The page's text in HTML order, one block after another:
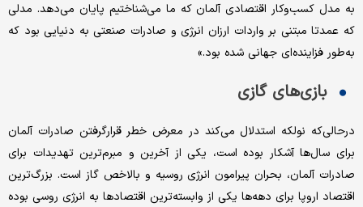
به مدل کسب‌وکار اقتصادی آلمان که ما می‌شناختیم پایان می‌دهد. مدلی
که عمدتا مبتنی ‌بر واردات ارزان انرژی و صادرات صنعتی به دنیایی بود که
به‌طور‌ فزاینده‌ای جهانی ‌شده بود.»
بازی‌های گازی
در‌حالی‌که نولکه استدلال می‌کند در معرض خطر قرارگرفتن صادرات آلمان
برای سال‌ها آشکار بوده است، یکی از آخرین و مبرم‌ترین تهدیدات برای
صادرات آلمان، بحران پیرامون انرژی روسیه و بالاخص گاز است. بزرگ‌ترین
اقتصاد اروپا برای دهه‌ها یکی از وابسته‌ترین اقتصادها به انرژی روسی بوده